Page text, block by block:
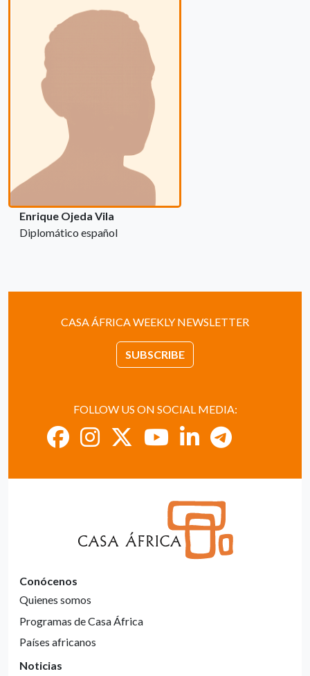
Enrique Ojeda Vila
Diplomático español
CASA ÁFRICA WEEKLY NEWSLETTER
SUBSCRIBE
FOLLOW US ON SOCIAL MEDIA:
Conócenos
Quienes somos
Programas de Casa África
Países africanos
Noticias